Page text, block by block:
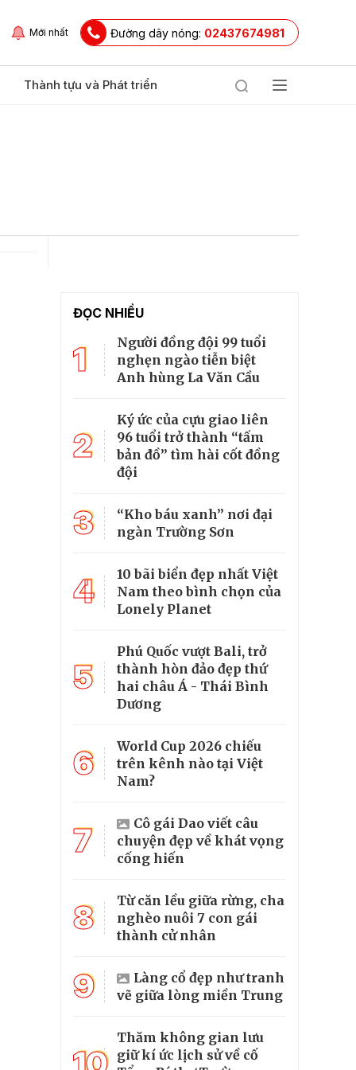
Mới nhất Đường dây nóng: 02437674981
Thành tựu và Phát triển
ĐỌC NHIỀU
1
Người đồng đội 99 tuổi
nghẹn ngào tiễn biệt
Anh hùng La Văn Cầu
2
Ký ức của cựu giao liên
96 tuổi trở thành “tấm
bản đồ” tìm hài cốt đồng
đội
3
“Kho báu xanh” nơi đại
ngàn Trường Sơn
4
10 bãi biển đẹp nhất Việt
Nam theo bình chọn của
Lonely Planet
5
Phú Quốc vượt Bali, trở
thành hòn đảo đẹp thứ
hai châu Á - Thái Bình
Dương
6
World Cup 2026 chiếu
trên kênh nào tại Việt
Nam?
7
Cô gái Dao viết câu
chuyện đẹp về khát vọng
cống hiến
8
Từ căn lều giữa rừng, cha
nghèo nuôi 7 con gái
thành cử nhân
9
Làng cổ đẹp như tranh
vẽ giữa lòng miền Trung
Thăm không gian lưu
giữ kí ức lịch sử về cố